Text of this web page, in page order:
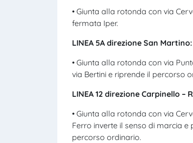
• Giunta alla rotonda con via
fermata Iper.
LINEA 5A direzione San Martino:
• Giunta alla rotonda con via
via Bertini e riprende il percorso
LINEA 12 direzione Carpinello –
• Giunta alla rotonda con via
Ferro inverte il senso di marcia
percorso ordinario.